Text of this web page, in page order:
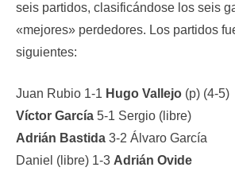
seis partidos, clasificándose los seis
«mejores» perdedores. Los partidos
siguientes:
Juan Rubio 1-1 Hugo Vallejo (p) (4-5)
Víctor García 5-1 Sergio (libre)
Adrián Bastida 3-2 Álvaro García
Daniel (libre) 1-3 Adrián Ovide